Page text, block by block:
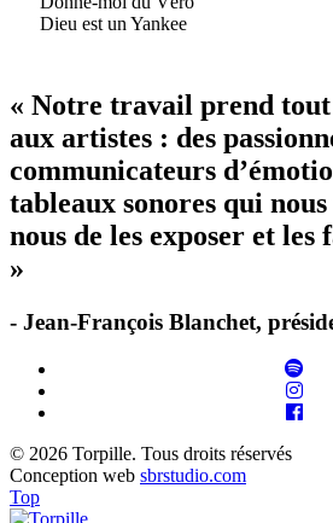
Dieu est un Yankee
« Notre travail prend tout
aux artistes : des
communicateurs
tableaux sonores qui
nous de les exposer et
»
- Jean-François Blanchet,
© 2026 Torpille. Tous droits réservés
Conception web sbrstudio.com
Top